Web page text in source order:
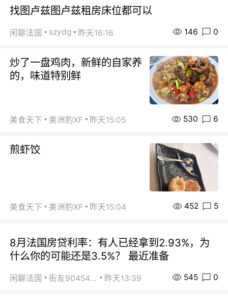
找图卢兹图卢兹租房床位都可以
闲聊法国 szydg 昨天16:16 146 0
炒了一盘鸡肉，新鲜的自家养
的，味道特别鲜
美食天下 美洲豹XF 昨天15:05 530 6
煎虾饺
美食天下 美洲豹XF 昨天15:04 452 5
8月法国房贷利率：有人已经拿到2.93%，为
什么你的可能还是3.5%？ 最近准备
闲聊法国 街友90454511 昨天13:39 545 0